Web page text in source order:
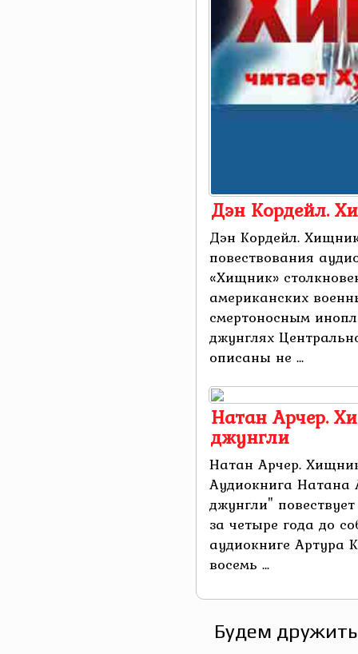
Дэн Кордейл.
Дэн Кордейл.
повествования
«Хищник»
американских
смертоносным
джунглях
описаны не ...
Натан Арчер.
джунгли
Натан Арчер.
Аудиокнига
джунгли"
за четыре года до
аудиокниге Артура
восемь ...
Будем